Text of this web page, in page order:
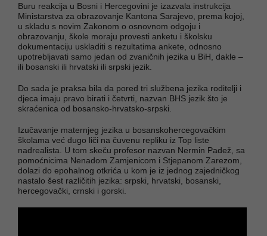
Buru reakcija u Bosni i Hercegovini je izazvala instrukcija
Ministarstva za obrazovanje Kantona Sarajevo, prema kojoj,
u skladu s novim Zakonom o osnovnom odgoju i
obrazovanju, škole moraju provesti anketu i školsku
dokumentaciju uskladiti s rezultatima ankete, odnosno
upotrebljavati samo jedan od zvaničnih jezika u BiH, dakle –
ili bosanski ili hrvatski ili srpski jezik.
Do sada je praksa bila da pored tri službena jezika roditelji i
djeca imaju pravo birati i četvrti, nazvan BHS jezik što je
skraćenica od bosansko-hrvatsko-srpski.
Izučavanje maternjeg jezika u bosanskohercegovačkim
školama već dugo liči na čuvenu repliku iz Top liste
nadrealista. U tom skeču profesor nazvan Nermin Padež, sa
pomoćnicima Nenadom Zamjenicom i Stjepanom Zarezom,
dolazi do epohalnog otkrića u kom je iz jednog zajedničkog
nastalo šest različitih jezika: srpski, hrvatski, bosanski,
hercegovački, crnski i gorski.